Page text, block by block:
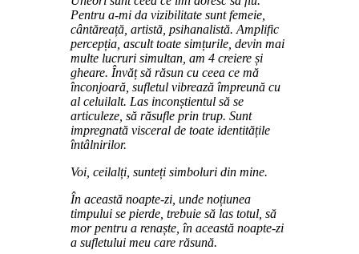
Pentru a-mi da vizibilitate sunt femeie,
cântăreață, artistă, psihanalistă. Amplific
percepția, ascult toate simțurile, devin mai
multe lucruri simultan, am 4 creiere și
gheare. Învăț să răsun cu ceea ce mă
înconjoară, sufletul vibrează împreună cu
al celuilalt. Las inconștientul să se
articuleze, să răsufle prin trup. Sunt
impregnată visceral de toate identitățile
întâlnirilor.
Voi, ceilalți, sunteți simboluri din mine.
În această noapte-zi, unde noțiunea
timpului se pierde, trebuie să las totul, să
mor pentru a renaște, în această noapte-zi
a sufletului meu care răsună.